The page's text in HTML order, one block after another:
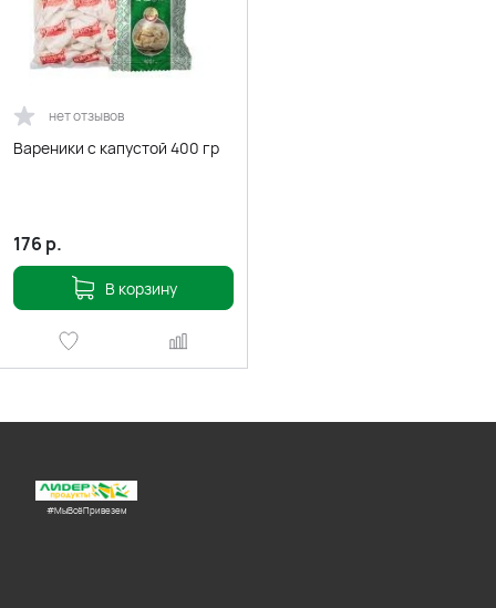
нет отзывов
Вареники с капустой 400 гр
176 р.
В корзину
#МыВсёПривезем